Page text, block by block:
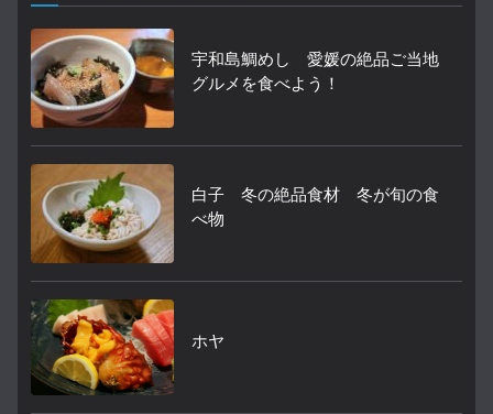
宇和島鯛めし 愛媛の絶品ご当地
グルメを食べよう！
白子 冬の絶品食材 冬が旬の食
べ物
ホヤ